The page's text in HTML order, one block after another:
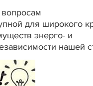
для широкого
энерго- и
нашей